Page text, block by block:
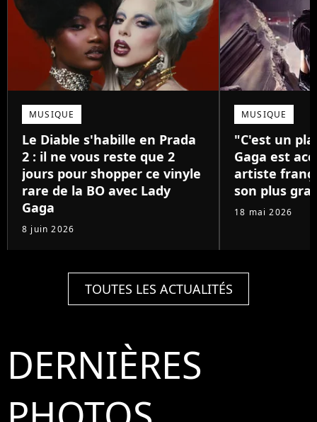
MUSIQUE
Le Diable s'habille en Prada
2 : il ne vous reste que 2
jours pour shopper ce vinyle
rare de la BO avec Lady
Gaga
8 juin 2026
MUSIQUE
"C'est un
Gaga est
artiste
son plus
18 mai 2026
TOUTES LES ACTUALITÉS
DERNIÈRES